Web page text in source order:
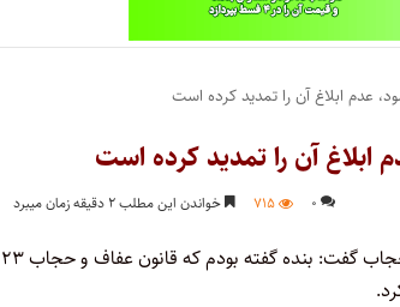
۰ ۷۱۵ خواندن این مطلب ۲ دقیقه زمان میبرد
رئیس مجلس در پاسخ به تذکری درباره علت ابلاغ نشدن قانون عفاف و حجاب گفت: بنده گفته بودم که قانون عفاف و حجاب ۲۳